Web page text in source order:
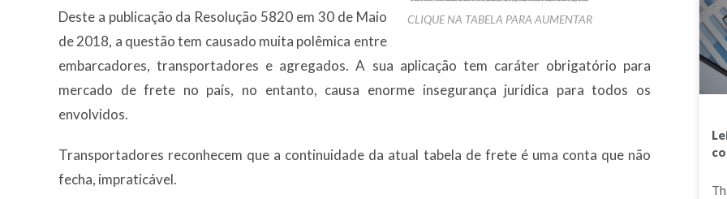
CLIQUE NA TABELA PARA AUMENTAR
Deste a publicação da Resolução 5820 em 30 de Maio
de 2018, a questão tem causado muita polêmica entre
embarcadores, transportadores e agregados. A sua aplicação tem caráter obrigatório para
mercado de frete no país, no entanto, causa enorme insegurança jurídica para todos os
envolvidos.
Transportadores reconhecem que a continuidade da atual tabela de frete é uma conta que não
fecha, impraticável.